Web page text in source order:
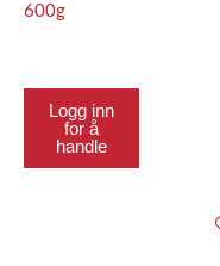
600g
Logg inn
for å
handle